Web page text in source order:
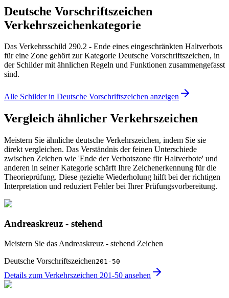
Deutsche Vorschriftszeichen
Verkehrszeichenkategorie
Das Verkehrsschild 290.2 - Ende eines eingeschränkten Haltverbots
für eine Zone gehört zur Kategorie Deutsche Vorschriftszeichen, in
der Schilder mit ähnlichen Regeln und Funktionen zusammengefasst
sind.
Alle Schilder in Deutsche Vorschriftszeichen anzeigen
Vergleich ähnlicher Verkehrszeichen
Meistern Sie ähnliche deutsche Verkehrszeichen, indem Sie sie
direkt vergleichen. Das Verständnis der feinen Unterschiede
zwischen Zeichen wie 'Ende der Verbotszone für Haltverbote' und
anderen in seiner Kategorie schärft Ihre Zeichenerkennung für die
Theorieprüfung. Diese gezielte Wiederholung hilft bei der richtigen
Interpretation und reduziert Fehler bei Ihrer Prüfungsvorbereitung.
Andreaskreuz - stehend
Meistern Sie das Andreaskreuz - stehend Zeichen
Deutsche Vorschriftszeichen201-50
Details zum Verkehrszeichen 201-50 ansehen